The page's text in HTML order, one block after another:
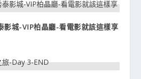
影城-VIP柏晶廳-看電影就該這樣享